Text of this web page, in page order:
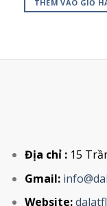
THÊM VÀO GIỎ
Địa chỉ :15
Gmail:
Website: